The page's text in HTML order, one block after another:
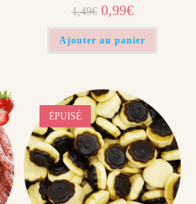
1,49€ Le
prix
initial
était :
1,49€.
0,99€Le
prix
actuel
est :
0,99€.
Ajouter au panier
ÉPUISÉ